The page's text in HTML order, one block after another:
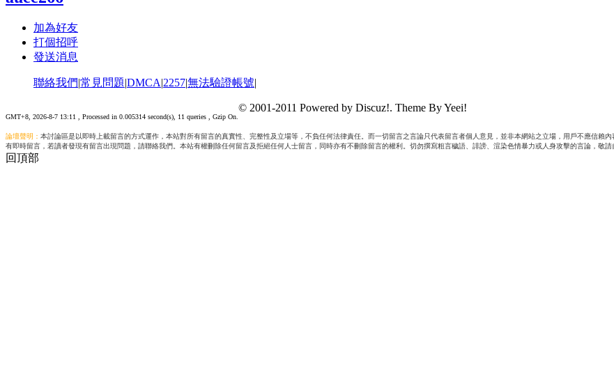
加為好友
打個招呼
發送消息
聯絡我們|常見問題|DMCA|2257|無法驗證帳號|
GMT+8, 2026-8-7 13:11 , Processed in 0.005314 second(s), 11 queries , Gzip On.
© 2001-2011 Powered by Discuz!. Theme By Yeei!
論壇聲明： 本討論區是以即時上載留言的方式運作，本站對所有留言的真實性、完整性及立場等，不負任何法律責任。而一切留言之言論只代表留言者個人意見，並非本網站之立場，用戶不應信賴
有即時留言，若讀者發現有留言出現問題，請聯絡我們。本站有權刪除任何留言及拒絕任何人士留言，同時亦有不刪除留言的權利。切勿撰寫粗言穢語、誹謗、渲染色情暴力或人身攻擊的言論，敬請
回頂部